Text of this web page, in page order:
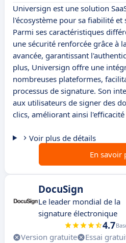
Universign est une solution
l'écosystème pour sa fiabilité
Parmi ses caractéristiques
une sécurité renforcée grâce à
avancée, garantissant
plus, Universign offre une
nombreuses plateformes,
processus de signature. Son
aux utilisateurs de signer des
clics, améliorant ainsi
Voir plus de détails
En savoir
DocuSign
Le leader mondial de la
signature électronique
4.7
Version gratuite Essai